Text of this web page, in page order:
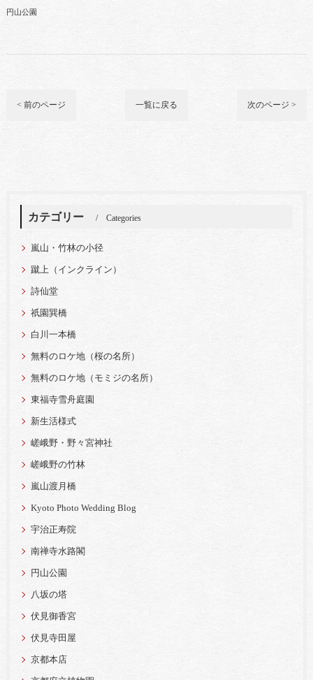
円山公園
< 前のページ 一覧に戻る 次のページ >
カテゴリー Categories
嵐山・竹林の小径
蹴上（インクライン）
詩仙堂
祇園巽橋
白川一本橋
無料のロケ地（桜の名所）
無料のロケ地（モミジの名所）
東福寺雪舟庭園
新生活様式
嵯峨野・野々宮神社
嵯峨野の竹林
嵐山渡月橋
Kyoto Photo Wedding Blog
宇治正寿院
南禅寺水路閣
円山公園
八坂の塔
伏見御香宮
伏見寺田屋
京都本店